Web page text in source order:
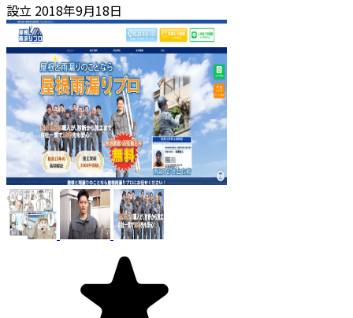
設立 2018年9月18日